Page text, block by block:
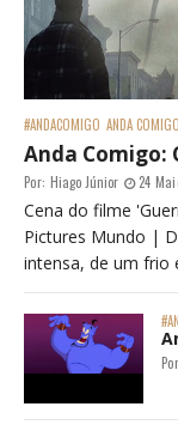
#ANDACOMIGO ANDA COMIGO
Anda Comigo:
Por: Hiago Júnior 24
Cena do filme
Pictures Mundo |
intensa, de um frio